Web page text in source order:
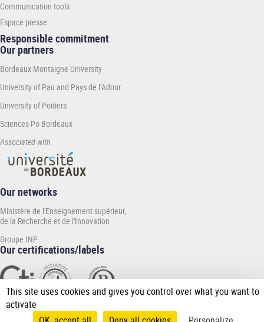
Communication tools
Espace presse
Responsible commitment
Our partners
Bordeaux Montaigne University
University of Pau and Pays de l’Adour
University of Poitiers
Sciences Po Bordeaux
Associated with
Our networks
Ministère de l'Enseignement supérieur,
de la Recherche et de l'Innovation
Groupe INP
Our certifications/labels
HomeSitemapLegal notice Personal dataAccessibility
This site uses cookies and gives you control over what you want to
activate